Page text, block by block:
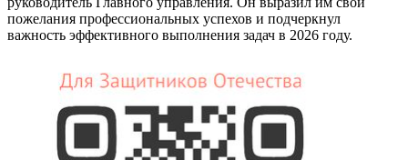
пожелания профессиональных успехов и подчеркнул
важность эффективного выполнения задач в 2026 году.